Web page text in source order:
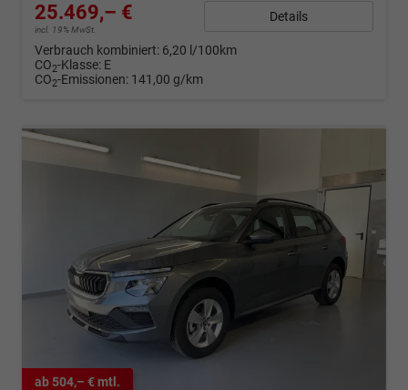
25.469,– €
incl. 19% MwSt.
Details
Verbrauch kombiniert: 6,20 l/100km
CO2-Klasse: E
CO2-Emissionen: 141,00 g/km
ab 504,– € mtl.